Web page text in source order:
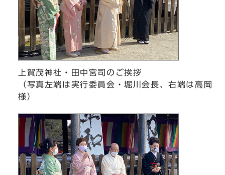
上賀茂神社・田中宮司のご挨拶
（写真左端は実行委員会・堀川会長、右端は高岡
様）